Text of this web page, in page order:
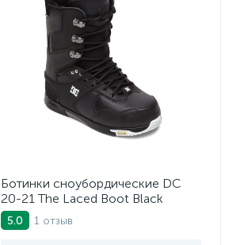
Ботинки сноубордические DC
20-21 The Laced Boot Black
5.0 1 отзыв